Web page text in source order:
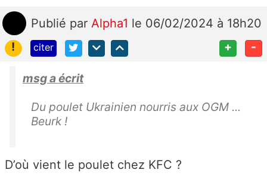
Publié par Alpha1 le 06/02/2024 à 18h20
!
citer + -
msg a écrit
Du poulet Ukrainien nourris aux OGM ...
Beurk !
D’où vient le poulet chez KFC ?